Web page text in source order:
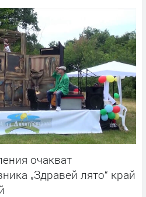
очакват
„Здравей лято“ край